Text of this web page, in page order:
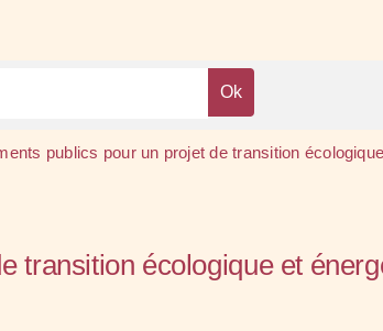
publics pour un projet de transition
transition écologique et